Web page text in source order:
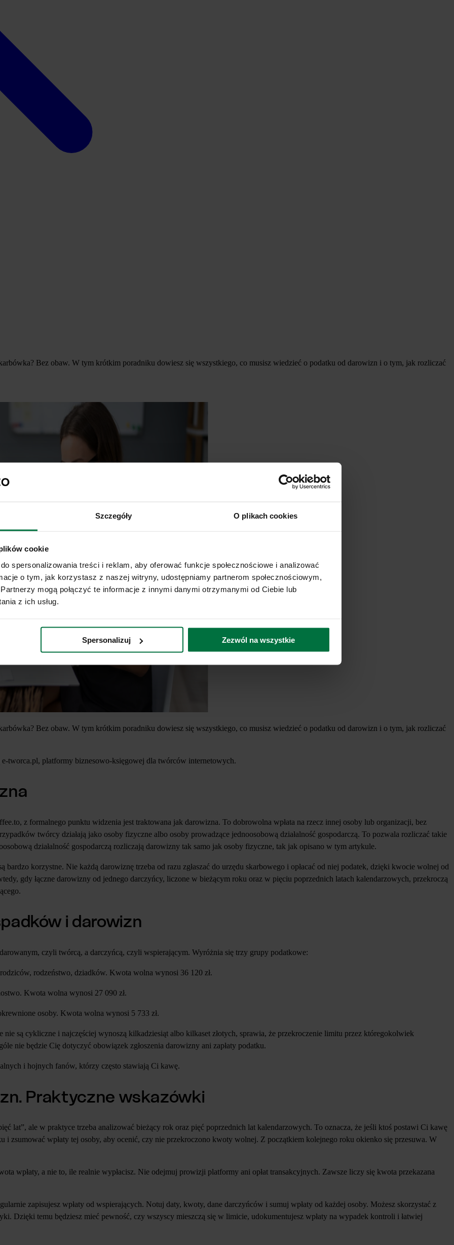
Szczegóły O plikach cookies
cookie
spersonalizowania treści i reklam, aby oferować funkcje społecznościowe i analizować
o tym, jak korzystasz z naszej witryny, udostępniamy partnerom społecznościowym,
mogą połączyć te informacje z innymi danymi otrzymanymi od Ciebie lub
z ich usług.
Spersonalizuj Zezwól na wszystkie
Bez obaw. W tym krótkim poradniku dowiesz się wszystkiego, co musisz wiedzieć o podatku od darowizn i o tym, jak rozliczać
Bez obaw. W tym krótkim poradniku dowiesz się wszystkiego, co musisz wiedzieć o podatku od darowizn i o tym, jak rozliczać
e-tworca.pl, platformy biznesowo-księgowej dla twórców internetowych.
z formalnego punktu widzenia jest traktowana jak darowizna. To dobrowolna wpłata na rzecz innej osoby lub organizacji, bez
twórcy działają jako osoby fizyczne albo osoby prowadzące jednoosobową działalność gospodarczą. To pozwala rozliczać takie
działalność gospodarczą rozliczają darowizny tak samo jak osoby fizyczne, tak jak opisano w tym artykule.
korzystne. Nie każdą darowiznę trzeba od razu zgłaszać do urzędu skarbowego i opłacać od niej podatek, dzięki kwocie wolnej od
gdy łączne darowizny od jednego darczyńcy, liczone w bieżącym roku oraz w pięciu poprzednich latach kalendarzowych, przekroczą
i darowizn
czyli twórcą, a darczyńcą, czyli wspierającym. Wyróżnia się trzy grupy podatkowe:
rodzeństwo, dziadków. Kwota wolna wynosi 36 120 zł.
Kwota wolna wynosi 27 090 zł.
osoby. Kwota wolna wynosi 5 733 zł.
są cykliczne i najczęściej wynoszą kilkadziesiąt albo kilkaset złotych, sprawia, że przekroczenie limitu przez któregokolwiek
nie będzie Cię dotyczyć obowiązek zgłoszenia darowizny ani zapłaty podatku.
i hojnych fanów, którzy często stawiają Ci kawę.
Praktyczne wskazówki
lat”, ale w praktyce trzeba analizować bieżący rok oraz pięć poprzednich lat kalendarzowych. To oznacza, że jeśli ktoś postawi Ci kawę
i zsumować wpłaty tej osoby, aby ocenić, czy nie przekroczono kwoty wolnej. Z początkiem kolejnego roku okienko się przesuwa. W
wpłaty, a nie to, ile realnie wypłacisz. Nie odejmuj prowizji platformy ani opłat transakcyjnych. Zawsze liczy się kwota przekazana
zapisujesz wpłaty od wspierających. Notuj daty, kwoty, dane darczyńców i sumuj wpłaty od każdej osoby. Możesz skorzystać z
Dzięki temu będziesz mieć pewność, czy wszyscy mieszczą się w limicie, udokumentujesz wpłaty na wypadek kontroli i łatwiej